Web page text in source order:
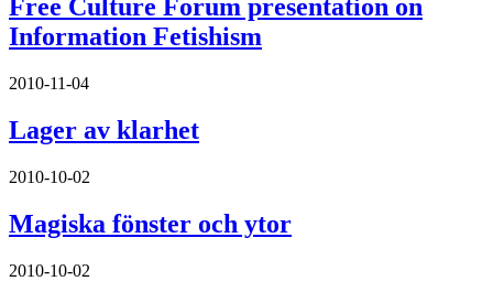
Free Culture Forum presentation on
Information Fetishism
2010-11-04
Lager av klarhet
2010-10-02
Magiska fönster och ytor
2010-10-02